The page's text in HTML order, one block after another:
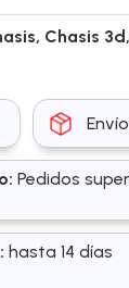
, Chasis 3d,
Pedidos
hasta 14 días